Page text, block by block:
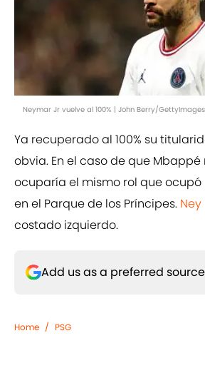
Neymar Jr vuelve al 100% | John Berry/GettyImages
Ya recuperado al 100% su
obvia. En el caso de que
ocuparía el mismo rol que ocupó
en el Parque de los Príncipes. Ney
costado izquierdo.
Add us as a preferred
Home / PSG